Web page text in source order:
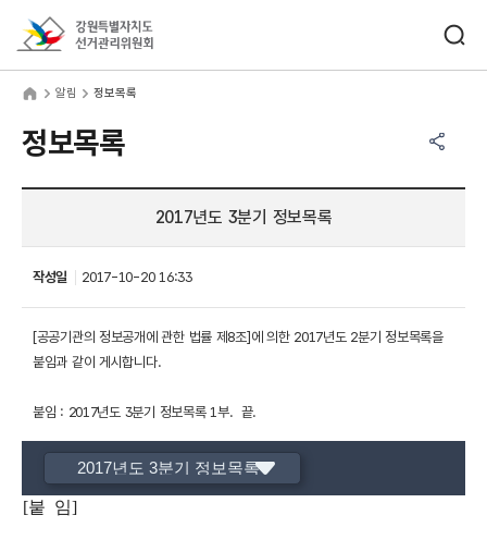
알림 정보목록
정보목록
2017년도 3분기 정보목록
작성일 2017-10-20 16:33
[공공기관의 정보공개에 관한 법률 제8조]에 의한 2017년도 2분기 정보목록을
붙임과 같이 게시합니다.
붙임 : 2017년도 3분기 정보목록 1부. 끝.